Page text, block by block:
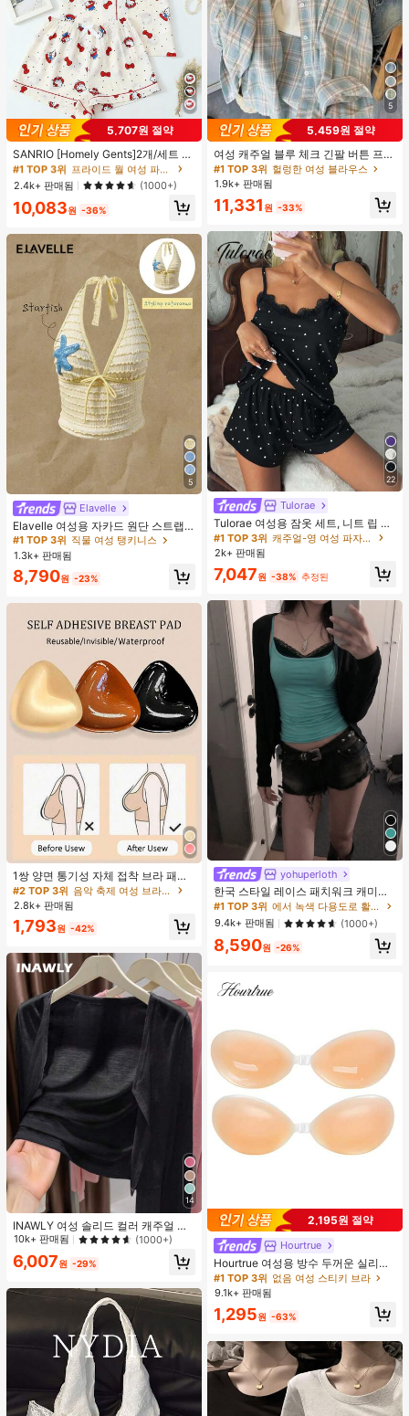
5,707원 절약
SANRIO [Homely Gents]2개/세트 여
성 프린트 라펠 반팔 버튼 포켓 상의
및 보우 반바지 잠옷 세트, 캐주얼 홈
웨어, 봄/여름에 적합
#1 TOP 3위
프라이드 월 여성 파자마 세트
높은 재방문 고객
거의 매진!
#1 TOP 3위
프라이드 월 여성 파자마 세트
높은 재방문 고객
거의 매진!
#1 TOP 3위
프라이드 월 여성 파자마 세트
높은 재방문 고객
거의 매진!
#1 TOP 3위
높은 재방문 고객
2.4k+ 판매됨 (1000+)
10,083원 -36%
5
Elavelle
Elavelle 여성용 자카드 원단 스트랩
불가사리 장식 홀터 탑, 봄/여름에 적
합 (탑만 포함, 반바지 미포함)
#1 TOP 3위 직물 여성 탱키니스
거의 매진!
#1 TOP 3위 직물 여성 탱키니스
거의 매진!
#1 TOP 3위 직물 여성 탱키니스
거의 매진!
#1 TOP 3위
직물 여성 탱키니스
1.3k+ 판매됨
8,790원 -23%
1쌍 양면 통기성 자체 접착 브라 패드,
두꺼워진 삼각형 푸쉬업 디자인, 재사
용 가능, 보이지 않는 비키니 브라 삽
입물, 수영에 적합
#2 TOP 3위
음악 축제 여성 브라 액세서리
2.8k+ 판매됨
1,793원 -42%
14
INAWLY 여성 솔리드 컬러 캐주얼 얇
은 가디건, 봄/여름
10k+ 판매됨 (1000+)
6,007원 -29%
5
5,459원 절약
여성 캐주얼 블루 체크 긴팔 버튼 프론
트 폴리에스터 셔츠, 레귤러 핏, 봄 의
류, 편안한 스타일
#1 TOP 3위 헐렁한 여성 블라우스
1.9k+ 판매됨
11,331 원 -33%
22
Tulorae
Tulorae 여성용 잠옷 세트, 니트 립 원
단, 하트 프린트 대비 레이스 트림, 로
맨틱 달콤 귀여운 섹시 캐미솔 & 반바
지 베이비돌 잠옷 세트 투피스 나이트
세트 섹시 잠옷 세트 여성용 잠옷 롬퍼
투피스 잠옷 세트 여성용 잠옷 세트 도
트 잠옷 세트 잠옷 반바지 세트 투피스
잠옷 세트 여성용 여름 세트 도트 반바
지 세트 여성용 잠옷 세트 반바지 잠옷
세트 여성용 투피스 여름 라운지 세트
#1 TOP 3위
캐주얼-영 여성 파자마 세트
2k+ 판매됨
7,047원 -38% 추정된
yohuperloth
한국 스타일 레이스 패치워크 캐미솔
탱크 탑, Y2K 에스테틱, 스트리트웨어
캐주얼 여름
#1 TOP 3위
거의 매진!
#1 TOP 3위
에서 녹색 다용도로 활용 가능한 데일리 탑
거의 매진!
#1 TOP 3위
에서 녹색 다용도로 활용 가능한 데일리 탑
거의 매진!
#1 TOP 3위
에서 녹색 다용도로 활용 가능한 데일리 탑
거의 매진!
9.4k+ 판매됨 (1000+)
8,590원 -26%
2,195원 절약
Hourtrue
Hourtrue 여성용 방수 두꺼운 실리콘
가슴 페탈, 작은 가슴 리프트업 & 푸시
인용, 웨딩 촬영 및 들러리용
#1 TOP 3위 없음 여성 스티키 브라
9.1k+ 판매됨
1,295원 -63%